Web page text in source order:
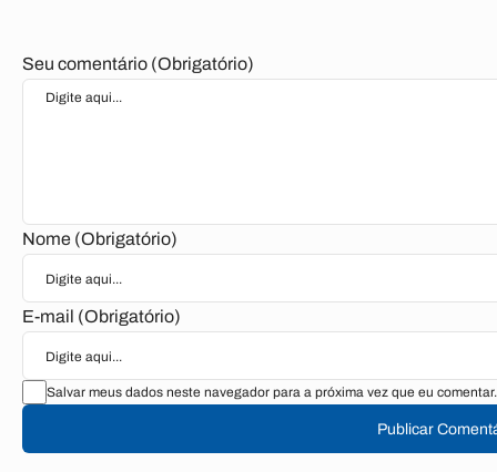
Seu comentário (Obrigatório)
Nome (Obrigatório)
E-mail (Obrigatório)
Salvar meus dados neste navegador para a próxima vez que eu comentar.
Publicar